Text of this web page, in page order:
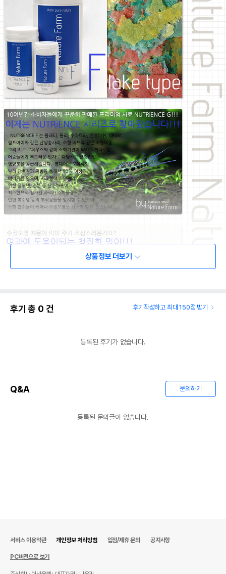
상품정보 더보기
후기 총 0 건 후기작성하고 최대 150점 받기
등록된 후기가 없습니다.
Q&A 문의하기
등록된 문의글이 없습니다.
서비스 이용약관 개인정보 처리방침 입점/제휴 문의 공지사항
PC버전으로 보기